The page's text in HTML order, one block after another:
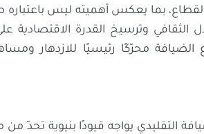
القطاع، بما يعكس أهميته ليس
الثقافي وترسيخ القدرة
محرّكًا رئيسيًا للازدهار
التقليدي يواجه قيودًا بنيوية تحدّ من